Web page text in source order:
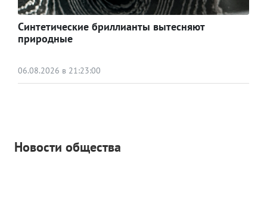
Синтетические бриллианты вытесняют
природные
06.08.2026 в 21:23:00
Новости общества